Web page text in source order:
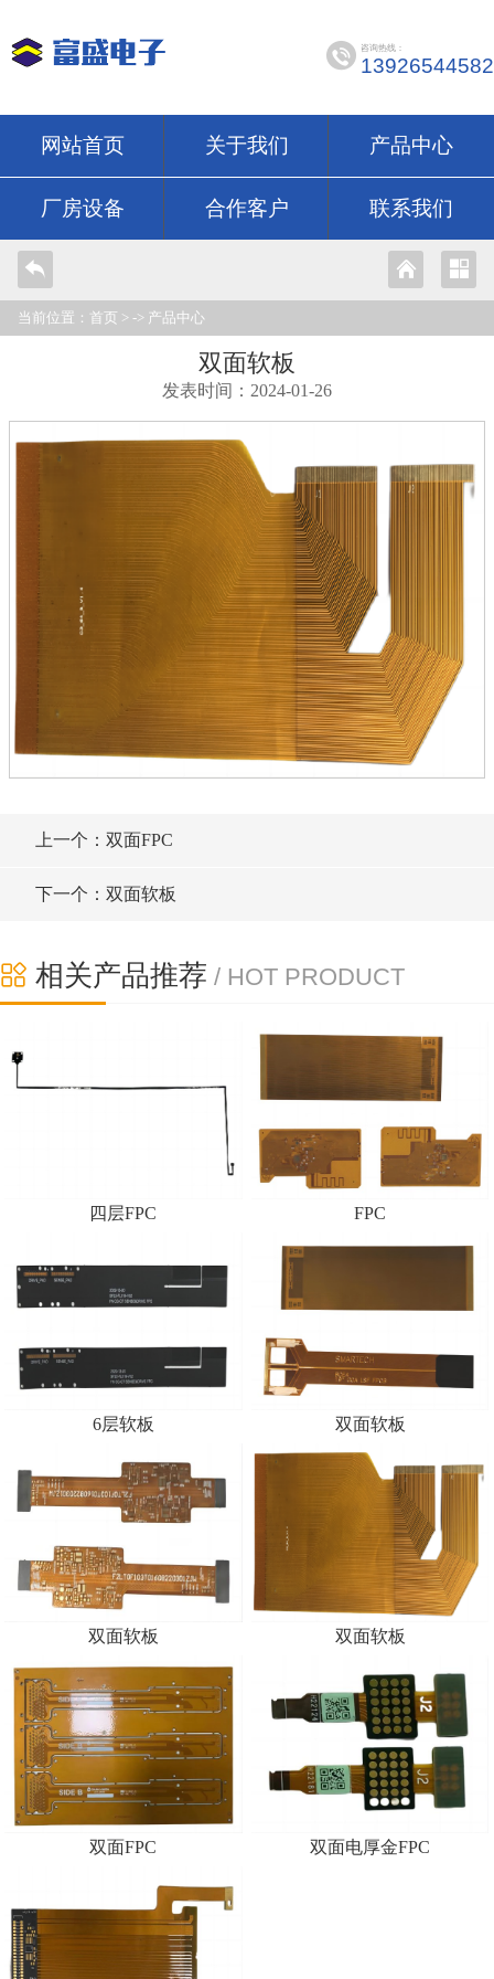
咨询热线：
13926544582
网站首页 关于我们 产品中心
厂房设备 合作客户 联系我们
当前位置： 首页 > -> 产品中心
双面软板
发表时间：2024-01-26
上一个：双面FPC
下一个：双面软板
相关产品推荐 / HOT PRODUCT
四层FPC FPC
6层软板 双面软板
双面软板 双面软板
双面FPC 双面电厚金FPC